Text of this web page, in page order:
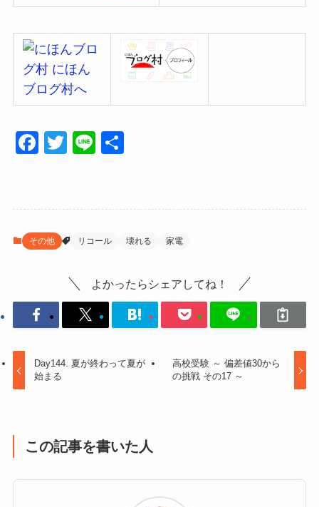
F
e
b
o
k
T
er
Li
その他 リコール 壊れる 家電
よかったらシェアしてね！
Day144. 夏が終わって夏が
始まる
高校受験 ～ 偏差値30から
の挑戦 その17 ～
この記事を書いた人